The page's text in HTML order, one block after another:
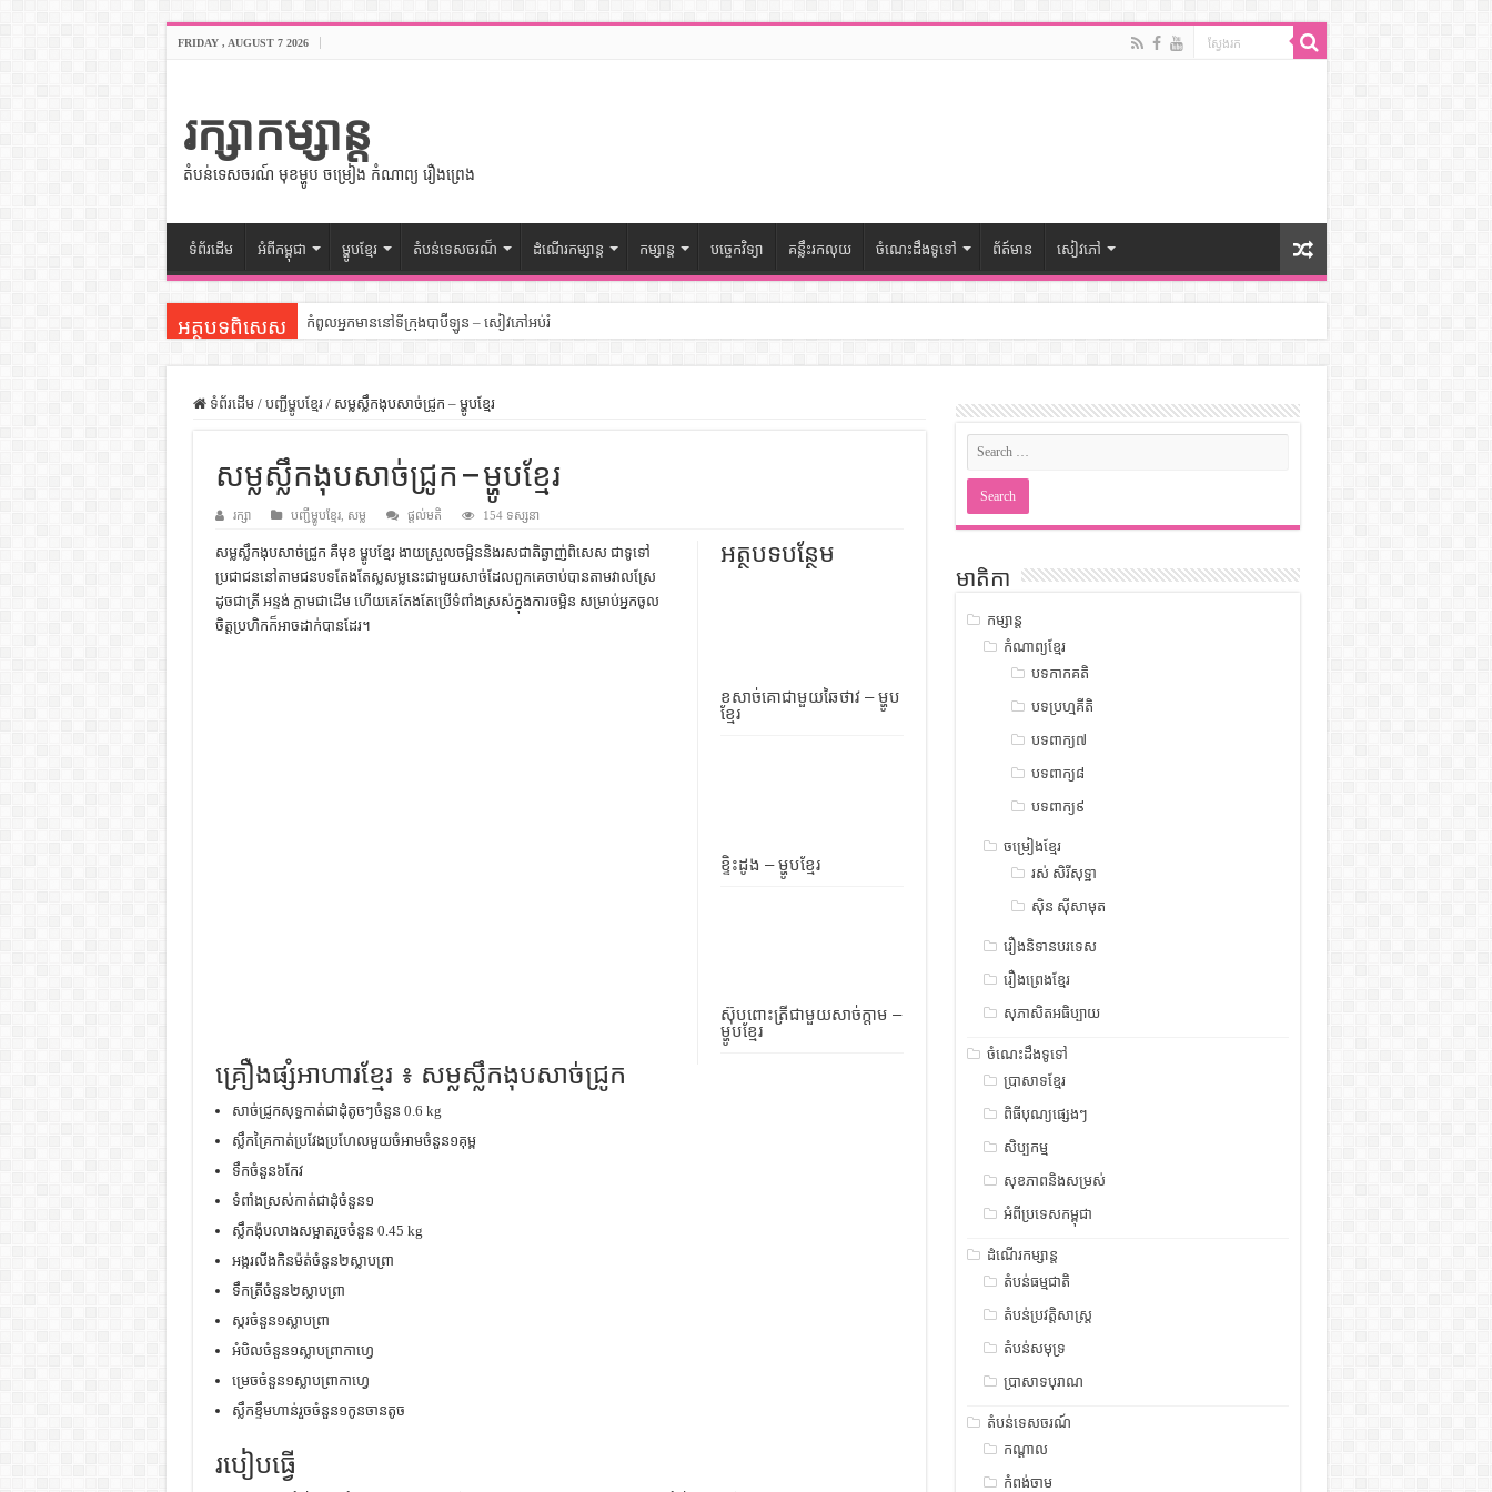
FRIDAY , AUGUST 7 2026
រក្សាកម្សាន្ត
តំបន់ទេសចរណ៍ មុខម្ហូប ចម្រៀង កំណាព្យ រឿងព្រេង
ទំព័រដើម អំពីកម្ពុជា ម្ហូបខ្មែរ តំបន់ទេសចរណ៏ ដំណើរកម្សាន្ត កម្សាន្ត បច្ចេកវិទ្យា គន្លឹះរកលុយ ចំណេះដឹងទូទៅ ព័ត៍មាន សៀវភៅ
អត្ថបទពិសេស កំពូលអ្នកមាននៅទីក្រុងបាប៊ីឡូន – សៀវភៅអប់រំ
សិល្បះចរចា – សៀវភៅពាណិជ្ជកម្ម
ដើមកំណើតអង្គរ – សៀវភៅចំណេះដឹងទូទៅ
ដើមកំណើតជនជាតិខ្មែរ – អត្ថបទស្រាវជ្រាវ
ទំនាក់ទំនងកម្ពុជានិងចិន – សៀវភៅចំណេះដឹងទូទៅ
ព្រះបាទធម្មិក – សៀវភៅចំណេះដឹងទូទៅ
រដ្ឋបាល និង រដ្ឋបាលវិមជ្ឈការ – អត្ថបទស្រាវជ្រាវ
ទំព័រដើម / បញ្ជីម្ហូបខ្មែរ / សម្លស្លឹកងុបសាច់ជ្រូក – ម្ហូបខ្មែរ
សម្លស្លឹកងុបសាច់ជ្រូក – ម្ហូបខ្មែរ
រក្សា បញ្ជីម្ហូបខ្មែរ, សម្ល ផ្តល់មតិ 154 ទស្សនា
អត្ថបទបន្ថែម
ខសាច់គោជាមួយឆៃថាវ – ម្ហូប
ខ្មែរ
ខ្ទិះដូង – ម្ហូបខ្មែរ
ស៊ុបពោះត្រីជាមួយសាច់ក្តាម –
ម្ហូបខ្មែរ
សម្លស្លឹកងុបសាច់ជ្រូក គឺមុខ ម្ហូបខ្មែរ ងាយស្រួលចម្អិននិងរសជាតិឆ្ងាញ់ពិសេស ជាទូទៅ
ប្រជាជននៅតាមជនបទតែងតែស្លសម្លនេះជាមួយសាច់ដែលពួកគេចាប់បានតាមវាលស្រែ
ដូចជាត្រី អន្ទង់ ក្តាមជាដើម​ ហើយគេតែងតែប្រើទំពាំងស្រស់ក្នុងការចម្អិន សម្រាប់អ្នកចូល
ចិត្តប្រហិកក៏អាចដាក់បានដែរ។
គ្រឿងផ្សំអាហារខ្មែរ ៖ សម្លស្លឹកងុបសាច់ជ្រូក
សាច់ជ្រូកសុទ្ធកាត់ជាដុំតូចៗចំនួន 0.6 kg
ស្លឹកគ្រៃកាត់ប្រវែងប្រហែលមួយចំអាមចំនួន១គុម្ព
ទឹកចំនួន៦កែវ
ទំពាំងស្រស់កាត់ជាដុំចំនួន១
ស្លឹកង៉ុបលាងសម្អាតរួចចំនួន 0.45 kg
អង្ករលីងកិនម៉ត់ចំនួន២ស្លាបព្រា
ទឹកត្រីចំនួន២ស្លាបព្រា
ស្ករចំនួន១ស្លាបព្រា
អំបិលចំនួន១ស្លាបព្រាកាហ្វេ
ម្រេចចំនួន១ស្លាបព្រាកាហ្វេ
ស្លឹកខ្ទឹមហាន់រួចចំនួន១កូនចានតូច
របៀបធ្វើ
មាតិកា
កម្សាន្ត
កំណាព្យខ្មែរ
បទកាកគតិ
បទប្រហ្មគីតិ
បទពាក្យ៧
បទពាក្យ៨
បទពាក្យ៩
ចម្រៀងខ្មែរ
រស់ សិរីសុទ្ឋា
ស៊ិន ស៊ីសាមុត
រឿងនិទានបរទេស
រឿងព្រេងខ្មែរ
សុភាសិតអធិប្បាយ
ចំណេះដឹងទូទៅ
ប្រាសាទខ្មែរ
ពិធីបុណ្យផ្សេងៗ
សិប្បកម្ម
សុខភាពនិងសម្រស់
អំពីប្រទេសកម្ពុជា
ដំណើរកម្សាន្ត
តំបន់ធម្មជាតិ
តំបន់ប្រវត្តិសាស្រ្ត
តំបន់សមុទ្រ
ប្រាសាទបុរាណ
តំបន់ទេសចរណ៍
កណ្តាល
កំពង់ចាម